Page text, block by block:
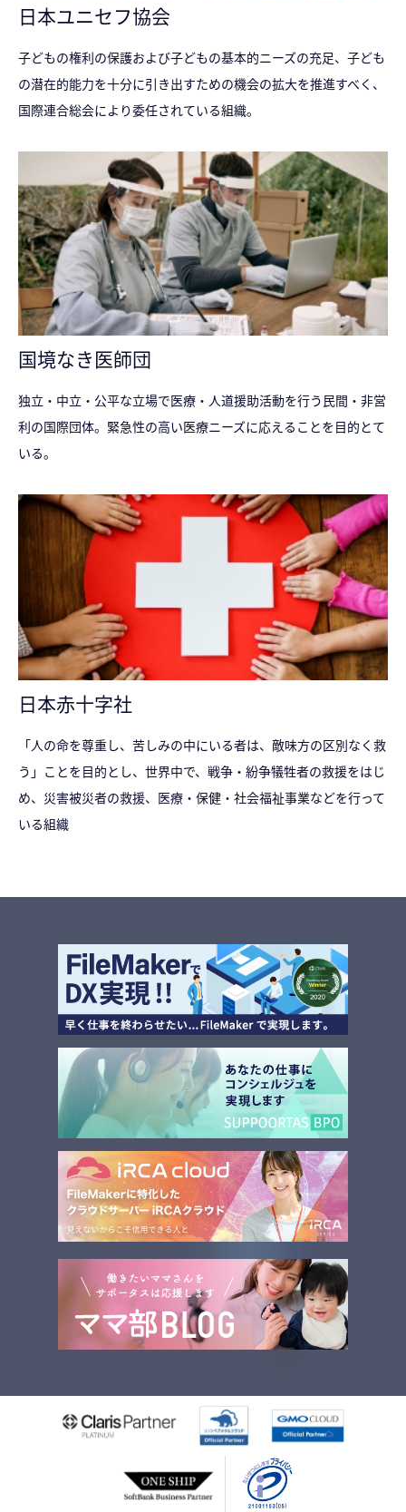
日本ユニセフ協会
子どもの権利の保護および子どもの基本的ニーズの充足、子ども
の潜在的能力を十分に引き出すための機会の拡大を推進すべく、
国際連合総会により委任されている組織。
国境なき医師団
独立・中立・公平な立場で医療・人道援助活動を行う民間・非営
利の国際団体。緊急性の高い医療ニーズに応えることを目的とて
いる。
日本赤十字社
「人の命を尊重し、苦しみの中にいる者は、敵味方の区別なく救
う」ことを目的とし、世界中で、戦争・紛争犠牲者の救援をはじ
め、災害被災者の救援、医療・保健・社会福祉事業などを行って
いる組織